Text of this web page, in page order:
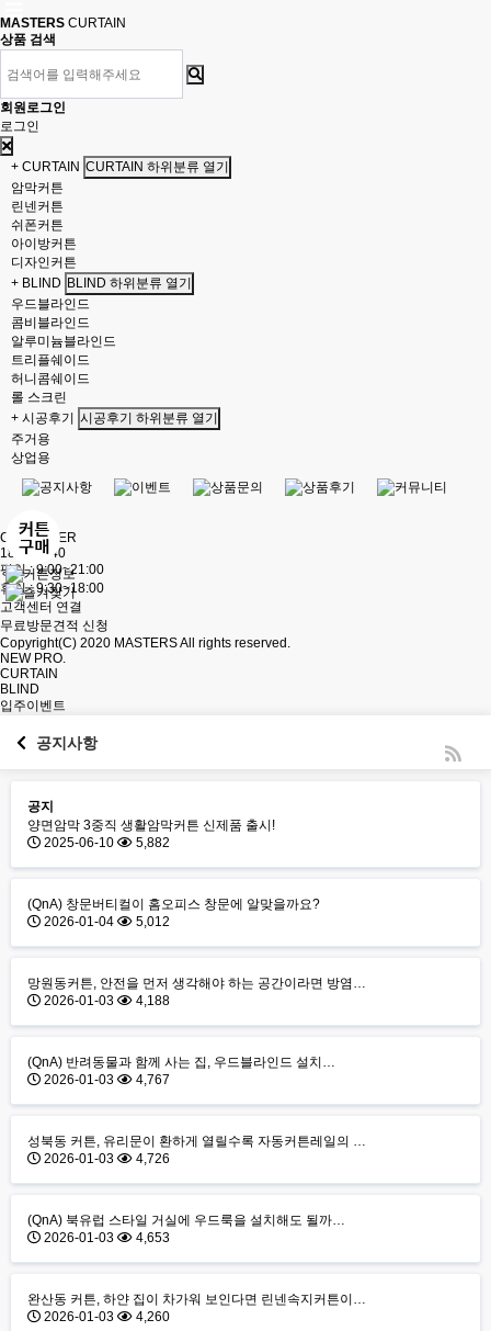
MASTERS CURTAIN
상품 검색
회원로그인
로그인
+ CURTAIN CURTAIN 하위분류 열기
암막커튼
린넨커튼
쉬폰커튼
아이방커튼
디자인커튼
+ BLIND BLIND 하위분류 열기
우드블라인드
콤비블라인드
알루미늄블라인드
트리플쉐이드
허니콤쉐이드
롤 스크린
+ 시공후기 시공후기 하위분류 열기
주거용
상업용
CS CENTER
1877-8540
평일 : 9:00~21:00
휴일 : 9:30~18:00
고객센터 연결
무료방문견적 신청
Copyright(C) 2020 MASTERSAll rights reserved.
NEW PRO.
CURTAIN
BLIND
입주이벤트
공지사항
공지
양면암막 3중직 생활암막커튼 신제품 출시!
2025-06-10
5,882
(QnA) 창문버티컬이 홈오피스 창문에 알맞을까요?
2026-01-04
5,012
망원동커튼, 안전을 먼저 생각해야 하는 공간이라면 방염…
2026-01-03
4,188
(QnA) 반려동물과 함께 사는 집, 우드블라인드 설치…
2026-01-03
4,767
성북동 커튼, 유리문이 환하게 열릴수록 자동커튼레일의 …
2026-01-03
4,726
(QnA) 북유럽 스타일 거실에 우드룩을 설치해도 될까…
2026-01-03
4,653
완산동 커튼, 하얀 집이 차가워 보인다면 린넨속지커튼이…
2026-01-03
4,260